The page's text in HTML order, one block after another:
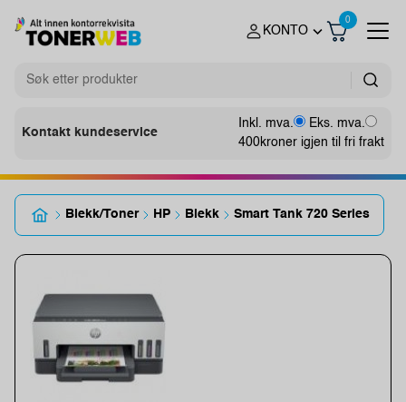
KONTO
0
Kontakt kundeservice
Inkl. mva.
Eks. mva.
400kroner igjen til fri frakt
Blekk/Toner HP Blekk Smart Tank 720 Series